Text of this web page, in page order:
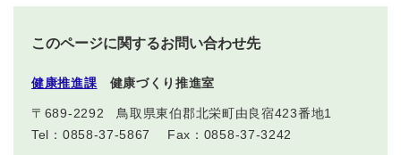
このページに関するお問い合わせ先
健康推進課 健康づくり推進室
〒689-2292
鳥取県東伯郡北栄町由良宿423番地1
Tel：0858-37-5867
Fax：0858-37-3242